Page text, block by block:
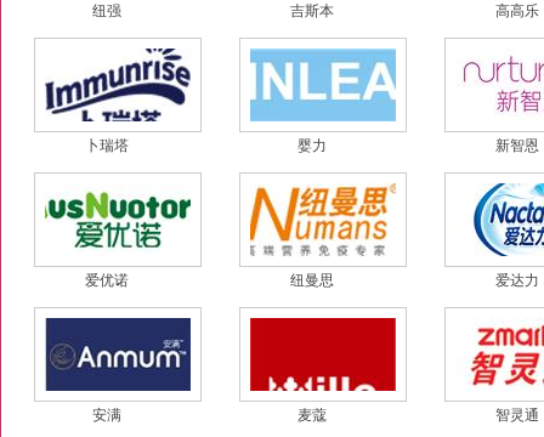
纽强 吉斯本 高高乐
卜瑞塔 婴力 新智恩
爱优诺 纽曼思 爱达力
安满 麦蔻 智灵通